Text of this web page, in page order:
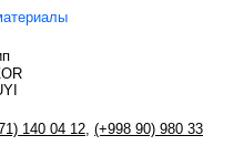
140 04 12, (+998 90) 980 33